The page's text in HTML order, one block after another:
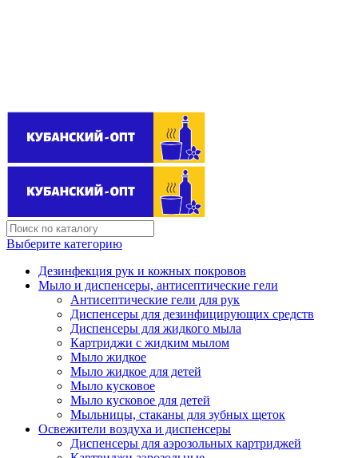
Выберите категорию
Дезинфекция рук и кожных покровов
Мыло и диспенсеры, антисептические гели
Антисептические гели для рук
Диспенсеры для дезинфицирующих средств
Диспенсеры для жидкого мыла
Картриджи с жидким мылом
Мыло жидкое
Мыло жидкое для детей
Мыло кусковое
Мыло кусковое для детей
Мыльницы, стаканы для зубных щеток
Освежители воздуха и диспенсеры
Диспенсеры для аэрозольных картриджей